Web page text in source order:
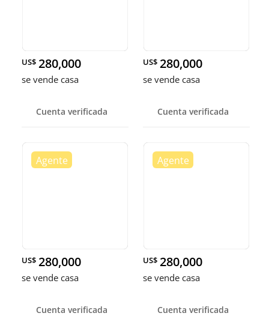
US$ 280,000
se vende casa
Cuenta verificada
US$ 280,000
se vende casa
Cuenta verificada
US$ 280,000
se vende casa
Cuenta verificada
US$ 280,000
se vende casa
Cuenta verificada